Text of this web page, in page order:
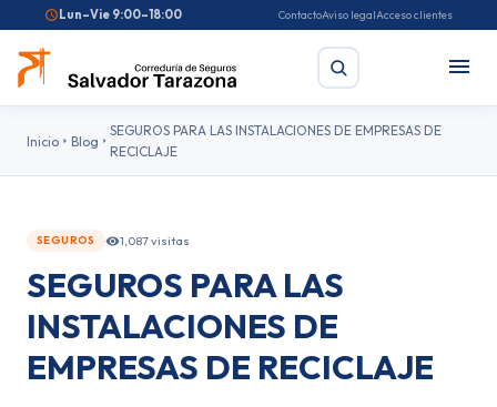
Lun–Vie 9:00–18:00 ContactoAviso legalAcceso clientes
Pirotecnia
Feriantes Fallas
Inicio Blog
SEGUROS PARA LAS INSTALACIONES DE EMPRESAS DE
RECICLAJE
SEGUROS 1,087 visitas
SEGUROS PARA LAS
INSTALACIONES DE
EMPRESAS DE RECICLAJE